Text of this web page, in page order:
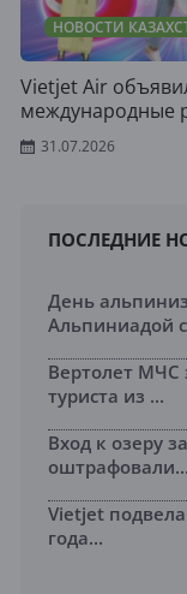
НОВОСТИ
Vietjet Air
международные
31.07.2026
ПОСЛЕДНИЕ
День
Альпиниадой
Вертолет МЧС
туриста из ...
Вход к озеру
оштрафовали...
Vietjet
года...